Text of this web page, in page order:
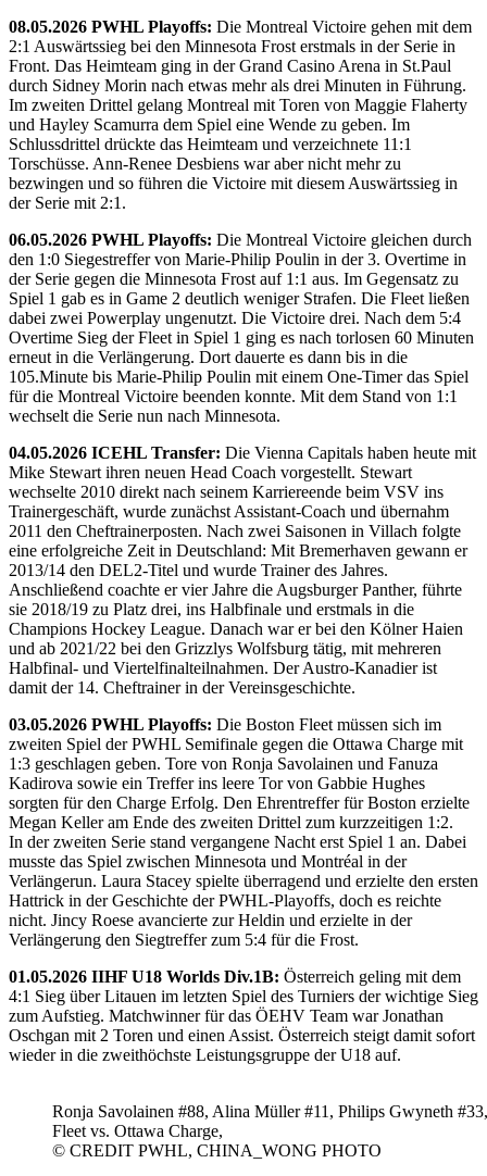
08.05.2026 PWHL Playoffs: Die Montreal Victoire gehen mit dem
2:1 Auswärtssieg bei den Minnesota Frost erstmals in der Serie in
Front. Das Heimteam ging in der Grand Casino Arena in St.Paul
durch Sidney Morin nach etwas mehr als drei Minuten in Führung.
Im zweiten Drittel gelang Montreal mit Toren von Maggie Flaherty
und Hayley Scamurra dem Spiel eine Wende zu geben. Im
Schlussdrittel drückte das Heimteam und verzeichnete 11:1
Torschüsse. Ann-Renee Desbiens war aber nicht mehr zu
bezwingen und so führen die Victoire mit diesem Auswärtssieg in
der Serie mit 2:1.
06.05.2026 PWHL Playoffs: Die Montreal Victoire gleichen durch
den 1:0 Siegestreffer von Marie-Philip Poulin in der 3. Overtime in
der Serie gegen die Minnesota Frost auf 1:1 aus. Im Gegensatz zu
Spiel 1 gab es in Game 2 deutlich weniger Strafen. Die Fleet ließen
dabei zwei Powerplay ungenutzt. Die Victoire drei. Nach dem 5:4
Overtime Sieg der Fleet in Spiel 1 ging es nach torlosen 60 Minuten
erneut in die Verlängerung. Dort dauerte es dann bis in die
105.Minute bis Marie-Philip Poulin mit einem One-Timer das Spiel
für die Montreal Victoire beenden konnte. Mit dem Stand von 1:1
wechselt die Serie nun nach Minnesota.
04.05.2026 ICEHL Transfer: Die Vienna Capitals haben heute mit
Mike Stewart ihren neuen Head Coach vorgestellt. Stewart
wechselte 2010 direkt nach seinem Karriereende beim VSV ins
Trainergeschäft, wurde zunächst Assistant-Coach und übernahm
2011 den Cheftrainerposten. Nach zwei Saisonen in Villach folgte
eine erfolgreiche Zeit in Deutschland: Mit Bremerhaven gewann er
2013/14 den DEL2-Titel und wurde Trainer des Jahres.
Anschließend coachte er vier Jahre die Augsburger Panther, führte
sie 2018/19 zu Platz drei, ins Halbfinale und erstmals in die
Champions Hockey League. Danach war er bei den Kölner Haien
und ab 2021/22 bei den Grizzlys Wolfsburg tätig, mit mehreren
Halbfinal- und Viertelfinalteilnahmen. Der Austro-Kanadier ist
damit der 14. Cheftrainer in der Vereinsgeschichte.
03.05.2026 PWHL Playoffs: Die Boston Fleet müssen sich im
zweiten Spiel der PWHL Semifinale gegen die Ottawa Charge mit
1:3 geschlagen geben. Tore von Ronja Savolainen und Fanuza
Kadirova sowie ein Treffer ins leere Tor von Gabbie Hughes
sorgten für den Charge Erfolg. Den Ehrentreffer für Boston erzielte
Megan Keller am Ende des zweiten Drittel zum kurzzeitigen 1:2.
In der zweiten Serie stand vergangene Nacht erst Spiel 1 an. Dabei
musste das Spiel zwischen Minnesota und Montréal in der
Verlängerun. Laura Stacey spielte überragend und erzielte den ersten
Hattrick in der Geschichte der PWHL-Playoffs, doch es reichte
nicht. Jincy Roese avancierte zur Heldin und erzielte in der
Verlängerung den Siegtreffer zum 5:4 für die Frost.
01.05.2026 IIHF U18 Worlds Div.1B: Österreich geling mit dem
4:1 Sieg über Litauen im letzten Spiel des Turniers der wichtige Sieg
zum Aufstieg. Matchwinner für das ÖEHV Team war Jonathan
Oschgan mit 2 Toren und einen Assist. Österreich steigt damit sofort
wieder in die zweithöchste Leistungsgruppe der U18 auf.
Ronja Savolainen #88, Alina Müller #11, Philips Gwyneth
Fleet vs. Ottawa Charge,
© CREDIT PWHL, CHINA_WONG PHOTO